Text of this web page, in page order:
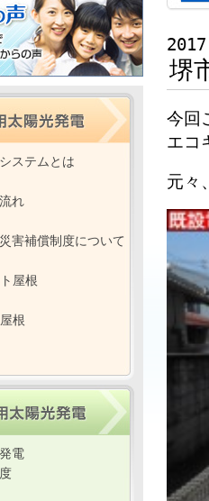
ステムとは
れ
害補償制度について
屋根
根
電
堺
今回
エコ
元々